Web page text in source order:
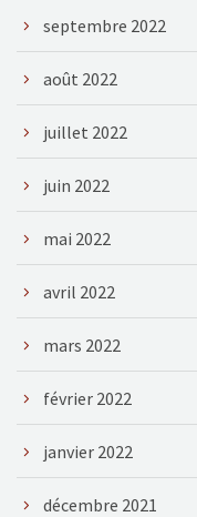
septembre 2022
août 2022
juillet 2022
juin 2022
mai 2022
avril 2022
mars 2022
février 2022
janvier 2022
décembre 2021